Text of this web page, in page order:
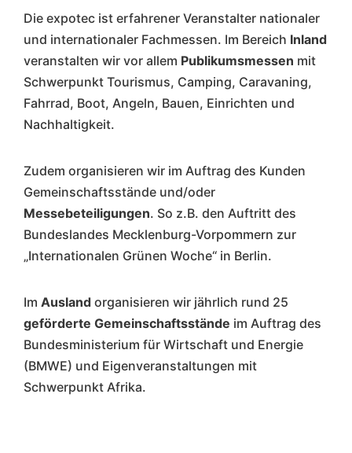
Die expotec ist erfahrener Veranstalter nationaler
und internationaler Fachmessen. Im Bereich Inland
veranstalten wir vor allem Publikumsmessen mit
Schwerpunkt Tourismus, Camping, Caravaning,
Fahrrad, Boot, Angeln, Bauen, Einrichten und
Nachhaltigkeit.
Zudem organisieren wir im Auftrag des Kunden
Gemeinschaftsstände und/oder
Messebeteiligungen. So z.B. den Auftritt des
Bundeslandes Mecklenburg-Vorpommern zur
„Internationalen Grünen Woche“ in Berlin.
Im Ausland organisieren wir jährlich rund 25
geförderte Gemeinschaftsstände im Auftrag des
Bundesministerium für Wirtschaft und Energie
(BMWE) und Eigenveranstaltungen mit
Schwerpunkt Afrika.